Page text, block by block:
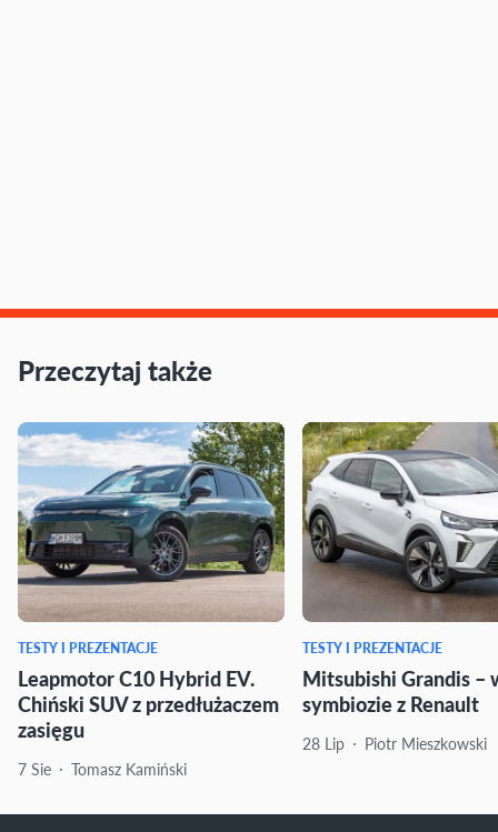
Przeczytaj także
TESTY I PREZENTACJE
Leapmotor C10 Hybrid EV.
Chiński SUV z przedłużaczem
zasięgu
7 Sie Tomasz Kamiński
TESTY I PREZENTACJE
Mitsubishi Grandis –
symbiozie z Renault
28 Lip Piotr Mieszkowski